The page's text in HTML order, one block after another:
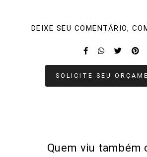
DEIXE SEU COMENTÁRIO,
SOLICITE SEU
Quem viu também